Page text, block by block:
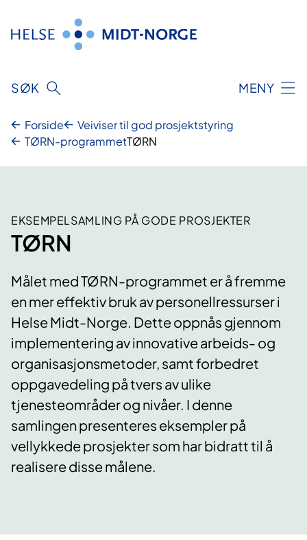
innhold
SØK MENY
Forside
Veiviser til god prosjektstyring
TØRN-programmetTØRN
EKSEMPELSAMLING PÅ GODE PROSJEKTER
TØRN
Målet med TØRN-programmet er å fremme
en mer effektiv bruk av personellressurser i
Helse Midt-Norge. Dette oppnås gjennom
implementering av innovative arbeids- og
organisasjonsmetoder, samt forbedret
oppgavedeling på tvers av ulike
tjenesteområder og nivåer. I denne
samlingen presenteres eksempler på
vellykkede prosjekter som har bidratt til å
realisere disse målene.